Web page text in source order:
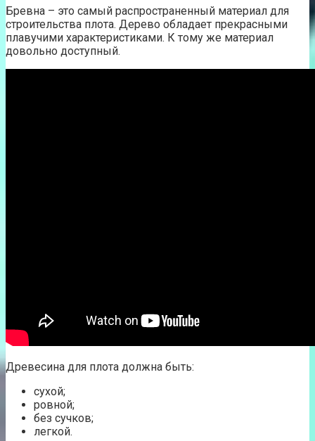
Бревна – это самый распространенный материал для
строительства плота. Дерево обладает прекрасными
плавучими характеристиками. К тому же материал
довольно доступный.
Древесина для плота должна быть:
сухой;
ровной;
без сучков;
легкой.